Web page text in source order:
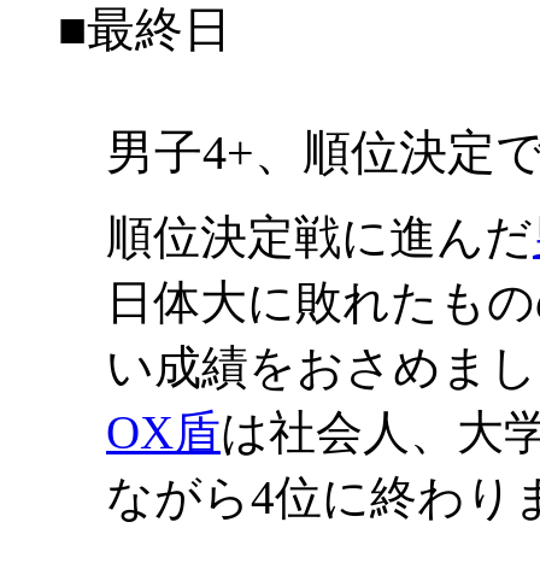
■最終日
男子4+、順位決定
順位決定戦に進んだ
日体大に敗れたも
い成績をおさめま
OX盾は社会人、大
ながら4位に終わり